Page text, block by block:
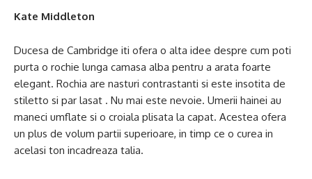
Kate Middleton
Ducesa de Cambridge iti ofera o alta idee despre cum poti
purta o rochie lunga camasa alba pentru a arata foarte
elegant. Rochia are nasturi contrastanti si este insotita de
stiletto si par lasat . Nu mai este nevoie. Umerii hainei au
maneci umflate si o croiala plisata la capat. Acestea ofera
un plus de volum partii superioare, in timp ce o curea in
acelasi ton incadreaza talia.